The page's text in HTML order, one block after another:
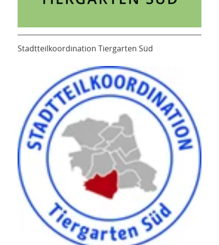
Stadtteilkoordination Tiergarten Süd